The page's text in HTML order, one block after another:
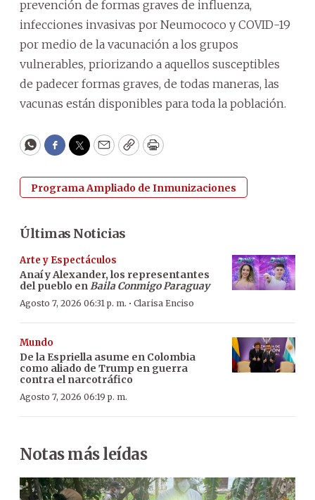
prevención de formas graves de influenza,
infecciones invasivas por Neumococo y COVID-19
por medio de la vacunación a los grupos
vulnerables, priorizando a aquellos susceptibles
de padecer formas graves, de todas maneras, las
vacunas están disponibles para toda la población.
WhatsApp
Facebook
Twitter
EmailCopyPrint
Programa Ampliado de Inmunizaciones
Últimas Noticias
Arte y Espectáculos
Anaí y Alexander, los representantes
del pueblo enBaila Conmigo Paraguay
Agosto 7, 2026 06:31 p. m. · Clarisa Enciso
Mundo
De la Espriella asume en Colombia
como aliado de Trump en guerra
contra el narcotráfico
Agosto 7, 2026 06:19 p. m.
Notas más leídas